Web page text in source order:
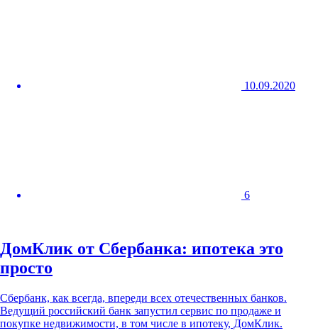
10.09.2020
6
ДомКлик от Сбербанка: ипотека это
просто
Сбербанк, как всегда, впереди всех отечественных банков.
Ведущий российский банк запустил сервис по продаже и
покупке недвижимости, в том числе в ипотеку, ДомКлик.